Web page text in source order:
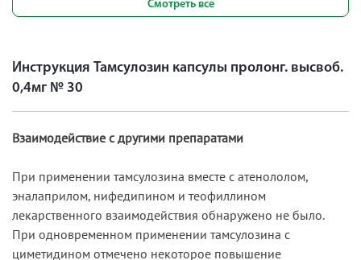
Смотреть все
Инструкция Тамсулозин капсулы пролонг. высвоб.
0,4мг № 30
Взаимодействие с другими препаратами
При применении тамсулозина вместе с атенололом,
эналаприлом, нифедипином и теофиллином
лекарственного взаимодействия обнаружено не было.
При одновременном применении тамсулозина с
циметидином отмечено некоторое повышение